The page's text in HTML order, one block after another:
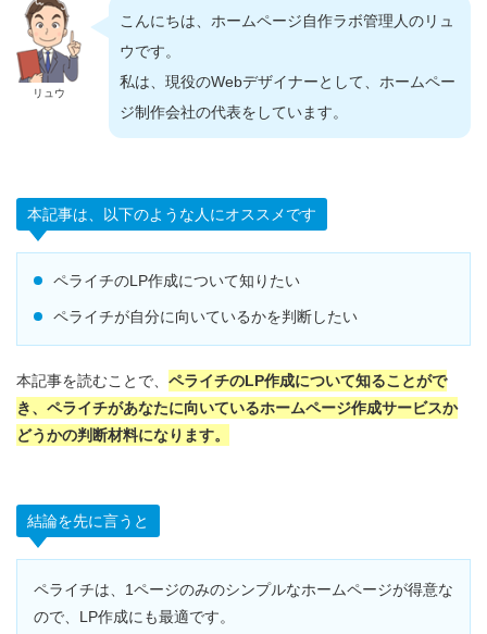
リュウ
こんにちは、ホームページ自作ラボ管理人のリュ
ウです。
私は、現役のWebデザイナーとして、ホームペー
ジ制作会社の代表をしています。
本記事は、以下のような人にオススメです
ペライチのLP作成について知りたい
ペライチが自分に向いているかを判断したい
本記事を読むことで、 ペライチのLP作成について知ることがで
き、ペライチがあなたに向いているホームページ作成サービスか
どうかの判断材料になります。
結論を先に言うと
ペライチは、1ページのみのシンプルなホームページが得意な
ので、LP作成にも最適です。